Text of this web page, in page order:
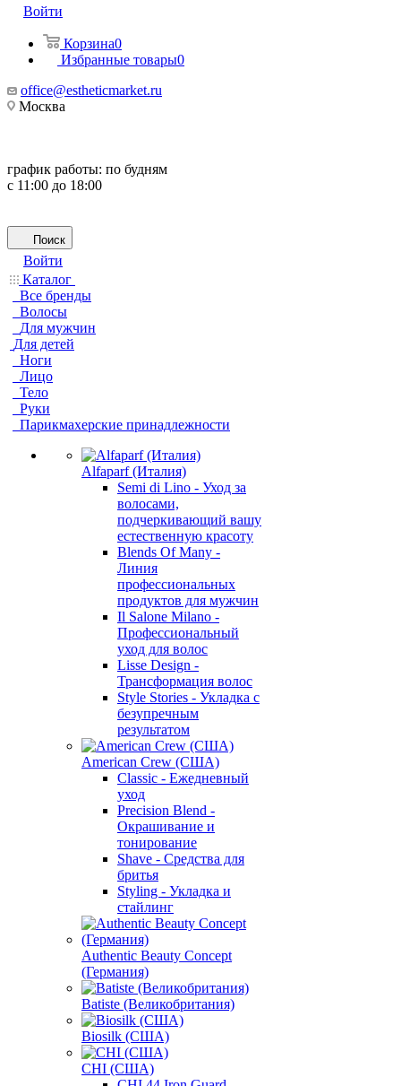
Войти
Корзина0
Избранные товары0
office@estheticmarket.ru
Москва
график работы: по будням
с 11:00 до 18:00
Поиск
Войти
Каталог
Все бренды
Волосы
Для мужчин
Для детей
Ноги
Лицо
Тело
Руки
Парикмахерские принадлежности
Alfaparf (Италия)
Semi di Lino - Уход за
волосами,
подчеркивающий вашу
естественную красоту
Blends Of Many -
Линия
профессиональных
продуктов для мужчин
Il Salone Milano -
Профессиональный
уход для волос
Lisse Design -
Трансформация волос
Style Stories - Укладка с
безупречным
результатом
American Crew (США)
Classic - Ежедневный
уход
Precision Blend -
Окрашивание и
тонирование
Shave - Средства для
бритья
Styling - Укладка и
стайлинг
Authentic Beauty Concept
(Германия)
Batiste (Великобритания)
Biosilk (США)
CHI (США)